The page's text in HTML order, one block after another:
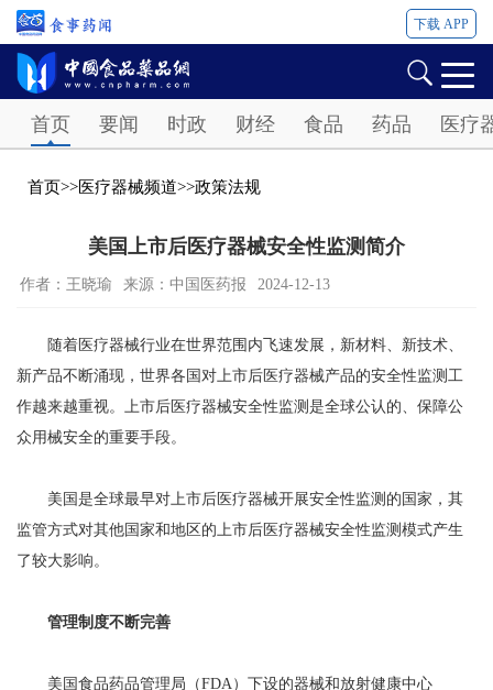
下载 APP
首页 要闻 时政 财经 食品 药品 医疗
首页>>医疗器械频道>>政策法规
美国上市后医疗器械安全性监测简介
作者：王晓瑜 来源：中国医药报 2024-12-13
随着医疗器械行业在世界范围内飞速发展，新材料、新技术、
新产品不断涌现，世界各国对上市后医疗器械产品的安全性监测工
作越来越重视。上市后医疗器械安全性监测是全球公认的、保障公
众用械安全的重要手段。
美国是全球最早对上市后医疗器械开展安全性监测的国家，其
监管方式对其他国家和地区的上市后医疗器械安全性监测模式产生
了较大影响。
管理制度不断完善
美国食品药品管理局（FDA）下设的器械和放射健康中心